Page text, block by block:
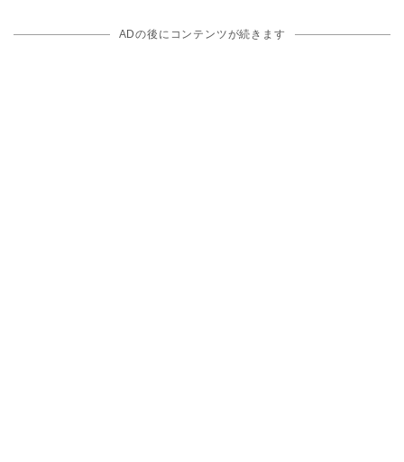
ADの後にコンテンツが続きます